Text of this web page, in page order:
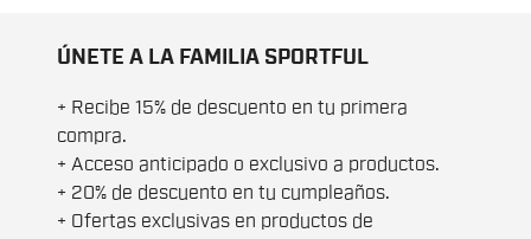
ÚNETE A LA FAMILIA SPORTFUL
+ Recibe 15% de descuento en tu primera
compra.
+ Acceso anticipado o exclusivo a productos.
+ 20% de descuento en tu cumpleaños.
+ Ofertas exclusivas en productos de